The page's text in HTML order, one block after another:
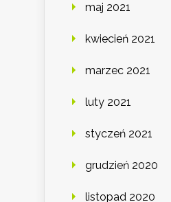
maj 2021
kwiecień 2021
marzec 2021
luty 2021
styczeń 2021
grudzień 2020
listopad 2020